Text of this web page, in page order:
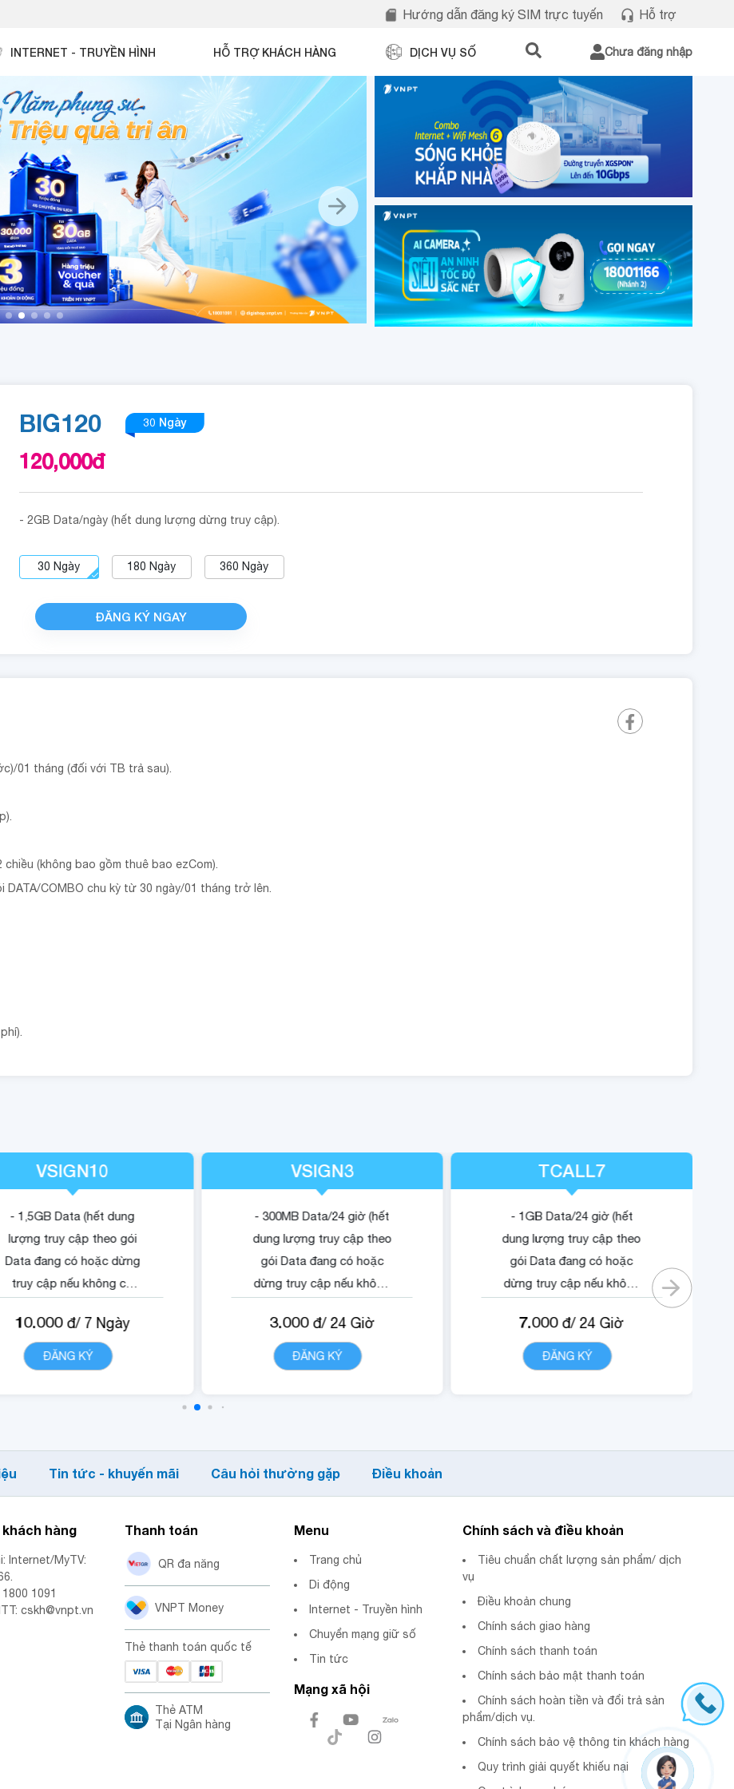
Hướng dẫn đăng ký SIM trực tuyến Hỗ trợ
INTERNET - TRUYỀN HÌNH HỖ TRỢ KHÁCH HÀNG DỊCH VỤ SỐ Chưa đăng nhập
BIG120 30 Ngày
120,000đ
- 2GB Data/ngày (hết dung lượng dừng truy cập).
30 Ngày 180 Ngày 360 Ngày
ĐĂNG KÝ NGAY
01 tháng (đối với TB trả sau).
(không bao gồm thuê bao ezCom).
COMBO chu kỳ từ 30 ngày/01 tháng trở lên.
VSIGN10
- 1,5GB Data (hết dung
lượng truy cập theo gói
Data đang có hoặc dừng
truy cập nếu không có
- Quyền lợi sử dụng nội
dung dịch vụ Vsign.
10.000đ/ 7 Ngày
ĐĂNG KÝ
VSIGN3
- 300MB Data/24 giờ (hết
dung lượng truy cập theo
gói Data đang có hoặc
dừng truy cập nếu không
- Quyền lợi sử dụng nội
dung dịch vụ Vsign.
3.000đ/ 24 Giờ
CHI TIẾT ĐĂNG KÝ
TCALL7
- 1GB Data/24 giờ (hết
dung lượng truy cập theo
gói Data đang có hoặc
dừng truy cập nếu không
- Quyền lợi sử dụng nội
dung dịch vụ Trustcall.
7.000đ/ 24 Giờ
CHI TIẾT ĐĂNG KÝCHI TIẾT
Tin tức - khuyến mãi Câu hỏi thường gặp Điều khoản
hàng
Internet/MyTV:
1091
cskh@vnpt.vn
Thanh toán
QR đa năng
VNPT Money
Thẻ thanh toán quốc tế
Thẻ ATM
Tại Ngân hàng
Menu
Trang chủ
Di động
Internet - Truyền hình
Chuyển mạng giữ số
Tin tức
Mạng xã hội
Chính sách và điều khoản
Tiêu chuẩn chất lượng sản phẩm/ dịch
vụ
Điều khoản chung
Chính sách giao hàng
Chính sách thanh toán
Chính sách bảo mật thanh toán
Chính sách hoàn tiền và đổi trả sản
phẩm/dịch vụ.
Chính sách bảo vệ thông tin khách hàng
Quy trình giải quyết khiếu nại